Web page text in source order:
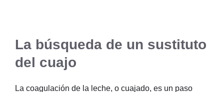
La búsqueda de un sustituto
del cuajo
La coagulación de la leche, o cuajado, es un paso